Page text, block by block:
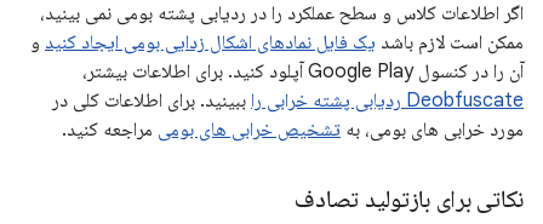
اگر اطلاعات کلاس و سطح عملکرد را در ردیابی پشته بومی نمی بینید،
ممکن است لازم باشد یک فایل نمادهای اشکال زدایی بومی ایجاد کنید و
آن را در کنسول Google Play آپلود کنید. برای اطلاعات بیشتر،
Deobfuscate ردیابی پشته خرابی را
ببینید. برای اطلاعات کلی در
مورد خرابی های بومی، به تشخیص خرابی های بومی مراجعه کنید.
نکاتی برای بازتولید تصادف